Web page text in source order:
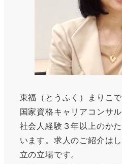
東福（とうふく）まりこで
国家資格キャリアコンサル
社会人経験３年以上のか
います。求人のご紹介は
立の立場です。